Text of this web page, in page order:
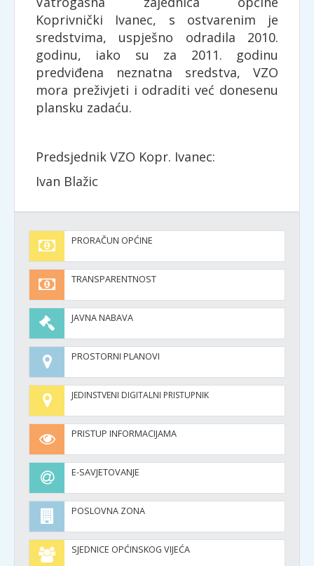
Koprivnički Ivanec, s ostvarenim je
sredstvima, uspješno odradila 2010.
godinu, iako su za 2011. godinu
predviđena neznatna sredstva, VZO
mora preživjeti i odraditi već donesenu
plansku zadaću.
Predsjednik VZO Kopr. Ivanec:
Ivan Blažic
PRORAČUN OPĆINE
TRANSPARENTNOST
JAVNA NABAVA
PROSTORNI PLANOVI
JEDINSTVENI DIGITALNI PRISTUPNIK
PRISTUP INFORMACIJAMA
E-SAVJETOVANJE
POSLOVNA ZONA
SJEDNICE OPĆINSKOG VIJEĆA